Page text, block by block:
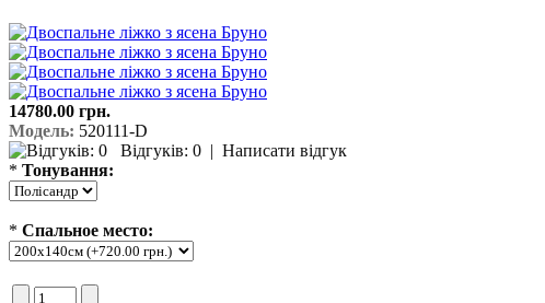
14780.00 грн.
Модель: 520111-D
Відгуків: 0 | Написати відгук
* Тонування:
* Спальное место: